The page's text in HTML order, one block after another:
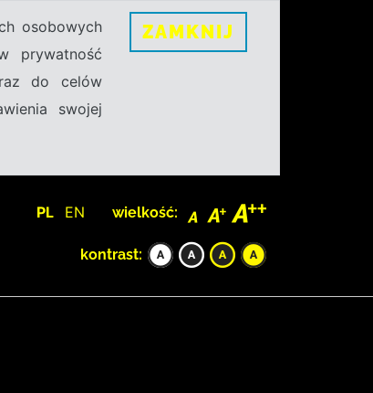
osobowych
prywatność
do celów
swojej
ZAMKNIJ
PL EN wielkość:
kontrast: